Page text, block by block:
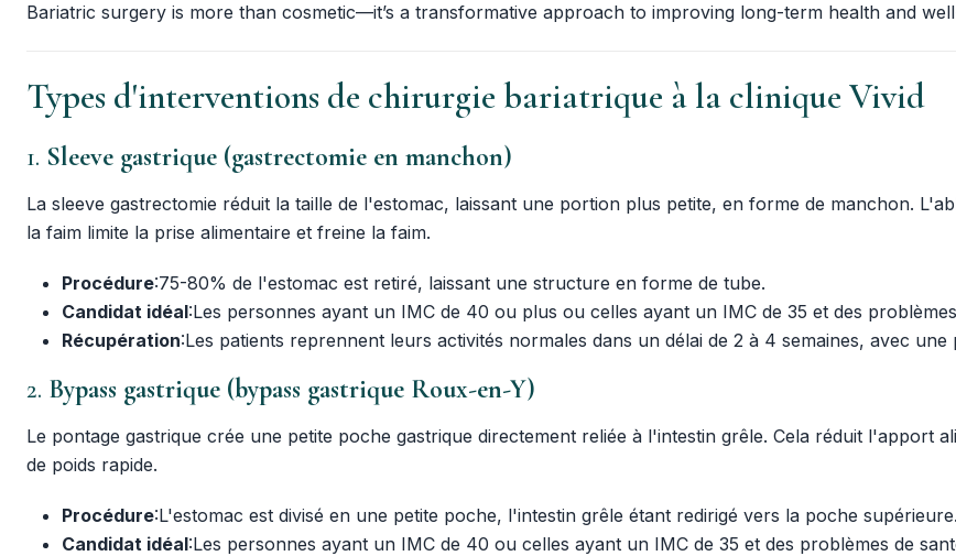
Bariatric surgery is more than cosmetic—it’s a transformative approach to improving long-term health and
Types d'interventions de chirurgie bariatrique à la clinique Vivid
1. Sleeve gastrique (gastrectomie en manchon)
La sleeve gastrectomie réduit la taille de l'estomac, laissant une portion plus petite, en forme de manchon.
la faim limite la prise alimentaire et freine la faim.
Procédure:75-80% de l'estomac est retiré, laissant une structure en forme de tube.
Candidat idéal:Les personnes ayant un IMC de 40 ou plus ou celles ayant un IMC de 35 et des problèmes
Récupération:Les patients reprennent leurs activités normales dans un délai de 2 à 4 semaines, avec
2. Bypass gastrique (bypass gastrique Roux-en-Y)
Le pontage gastrique crée une petite poche gastrique directement reliée à l'intestin grêle. Cela réduit l'apport
de poids rapide.
Procédure:L'estomac est divisé en une petite poche, l'intestin grêle étant redirigé vers la poche supérieure.
Candidat idéal:Les personnes ayant un IMC de 40 ou celles ayant un IMC de 35 et des problèmes de